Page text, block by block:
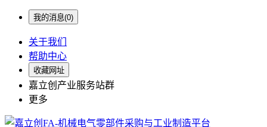
我的消息(0)
关于我们
帮助中心
收藏网址
嘉立创产业服务站群
更多